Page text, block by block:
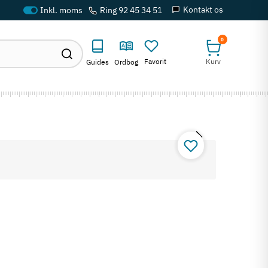
Ring 92 45 34 51 Kontakt os
Guides Ordbog Favorit
0
Kurv